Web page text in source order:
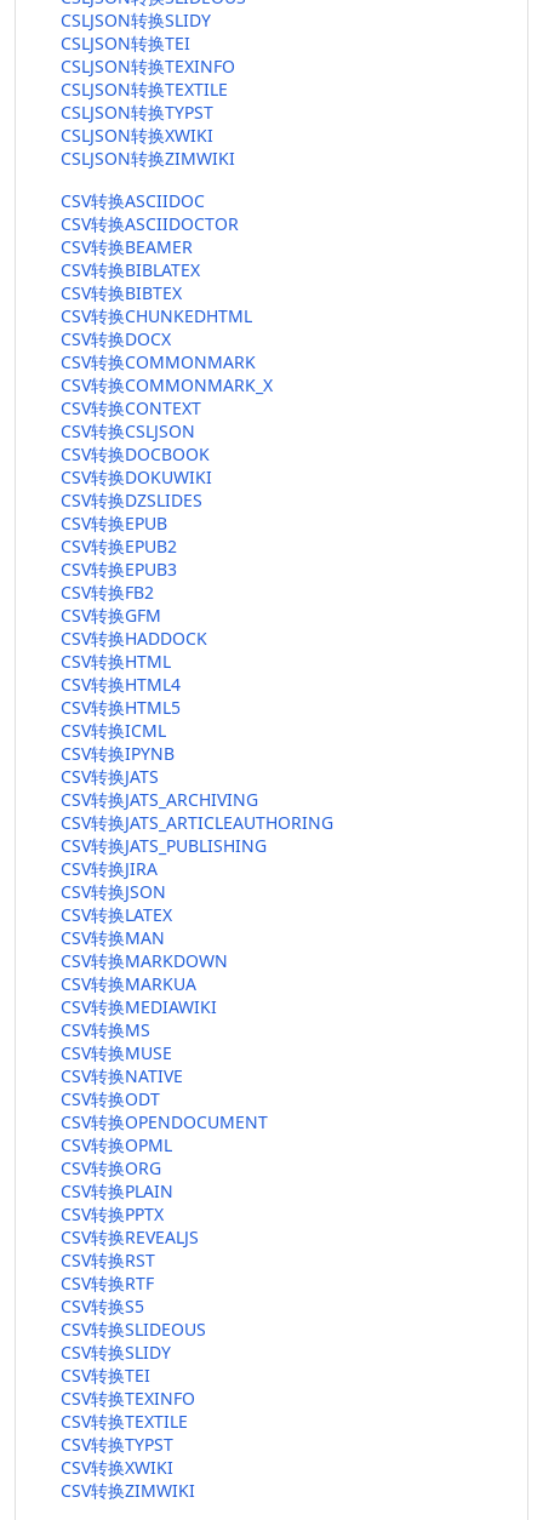
CSLJSON转换SLIDY
CSLJSON转换TEI
CSLJSON转换TEXINFO
CSLJSON转换TEXTILE
CSLJSON转换TYPST
CSLJSON转换XWIKI
CSLJSON转换ZIMWIKI
CSV转换ASCIIDOC
CSV转换ASCIIDOCTOR
CSV转换BEAMER
CSV转换BIBLATEX
CSV转换BIBTEX
CSV转换CHUNKEDHTML
CSV转换DOCX
CSV转换COMMONMARK
CSV转换COMMONMARK_X
CSV转换CONTEXT
CSV转换CSLJSON
CSV转换DOCBOOK
CSV转换DOKUWIKI
CSV转换DZSLIDES
CSV转换EPUB
CSV转换EPUB2
CSV转换EPUB3
CSV转换FB2
CSV转换GFM
CSV转换HADDOCK
CSV转换HTML
CSV转换HTML4
CSV转换HTML5
CSV转换ICML
CSV转换IPYNB
CSV转换JATS
CSV转换JATS_ARCHIVING
CSV转换JATS_ARTICLEAUTHORING
CSV转换JATS_PUBLISHING
CSV转换JIRA
CSV转换JSON
CSV转换LATEX
CSV转换MAN
CSV转换MARKDOWN
CSV转换MARKUA
CSV转换MEDIAWIKI
CSV转换MS
CSV转换MUSE
CSV转换NATIVE
CSV转换ODT
CSV转换OPENDOCUMENT
CSV转换OPML
CSV转换ORG
CSV转换PLAIN
CSV转换PPTX
CSV转换REVEALJS
CSV转换RST
CSV转换RTF
CSV转换S5
CSV转换SLIDEOUS
CSV转换SLIDY
CSV转换TEI
CSV转换TEXINFO
CSV转换TEXTILE
CSV转换TYPST
CSV转换XWIKI
CSV转换ZIMWIKI